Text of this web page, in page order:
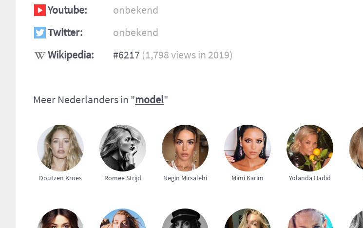
Youtube:
onbekend
Twitter:
onbekend
Wikipedia:
#6217 (1,798 views in 2019)
Meer Nederlanders in "model"
Doutzen Kroes Romee Strijd Negin Mirsalehi Mimi Karim Yolanda Hadid